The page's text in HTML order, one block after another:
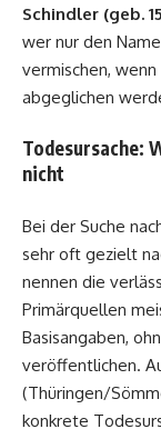
Schindler (geb.
wer nur den
vermischen,
abgeglichen
Todesursache:
nicht
Bei der Suche
sehr oft gezielt
nennen die
Primärquellen
Basisangaben,
veröffentlichen.
(Thüringen/
konkrete